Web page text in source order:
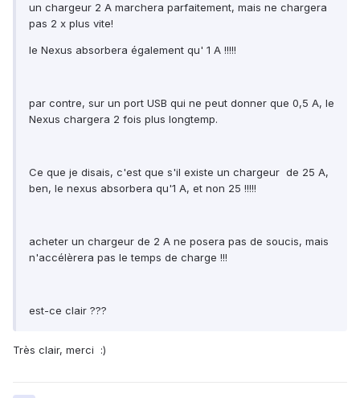
un chargeur 2 A marchera parfaitement, mais ne chargera
pas 2 x plus vite!
le Nexus absorbera également qu' 1 A !!!!!
par contre, sur un port USB qui ne peut donner que 0,5 A, le
Nexus chargera 2 fois plus longtemp.
Ce que je disais, c'est que s'il existe un chargeur de 25 A,
ben, le nexus absorbera qu'1 A, et non 25 !!!!!
acheter un chargeur de 2 A ne posera pas de soucis, mais
n'accélèrera pas le temps de charge !!!
est-ce clair ???
Très clair, merci :)